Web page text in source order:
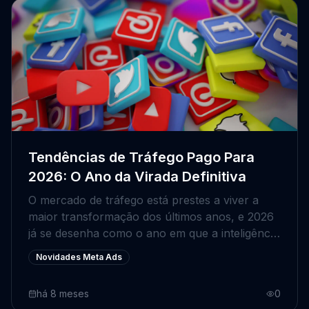
Tendências de Tráfego Pago Para
2026: O Ano da Virada Definitiva
O mercado de tráfego está prestes a viver a
maior transformação dos últimos anos, e 2026
já se desenha como o ano em que a inteligência
artificial deixa de ser novidade e passa a ser
infraestrutura obrigatória. Se nos anos
substituir o gestor?”, agora a pergunta é outra:
Novidades Meta Ads
há 8 meses 0